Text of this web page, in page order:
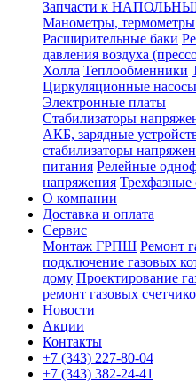
Запчасти к
Манометры, термометры
Расширительные баки
давления воздуха
Холла Теплообменники
Циркуляционные
Электронные платы
Стабилизаторы
АКБ, зарядные
стабилизаторы
питания Релейные
напряжения Трехфазные
О компании
Доставка и оплата
Сервис
Монтаж ГРПШ Ремонт
подключение газовых
дому Проектирование
ремонт газовых
Новости
Акции
Контакты
+7 (343) 227-80-04
+7 (343) 382-24-41